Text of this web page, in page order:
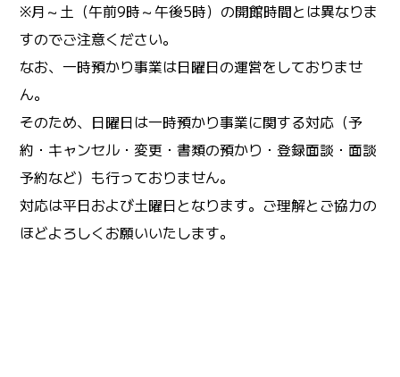
※月～土（午前9時～午後5時）の開館時間とは異なりま
すのでご注意ください。
なお、一時預かり事業は日曜日の運営をしておりませ
ん。
そのため、日曜日は一時預かり事業に関する対応（予
約・キャンセル・変更・書類の預かり・登録面談・面談
予約など）も行っておりません。
対応は平日および土曜日となります。ご理解とご協力の
ほどよろしくお願いいたします。